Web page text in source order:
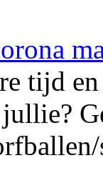
tijd